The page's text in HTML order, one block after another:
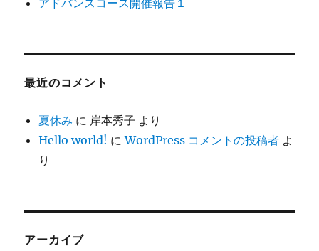
最近のコメント
夏休み に 岸本秀子 より
Hello world! にWordPress コメントの投稿者 よ
り
アーカイブ